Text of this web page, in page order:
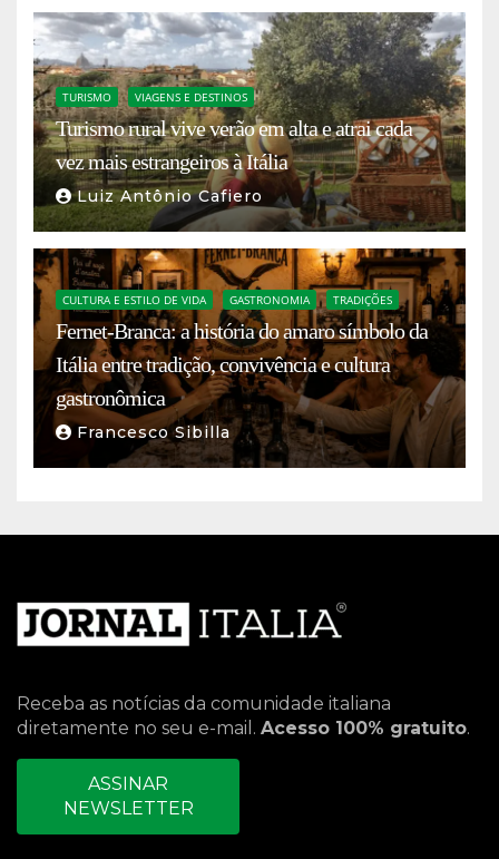
TURISMO VIAGENS E DESTINOS
Turismo rural vive verão em alta e atrai cada
vez mais estrangeiros à Itália
Luiz Antônio Cafiero
CULTURA E ESTILO DE VIDA GASTRONOMIA TRADIÇÕES
Fernet-Branca: a história do amaro símbolo da
Itália entre tradição, convivência e cultura
gastronômica
Francesco Sibilla
Receba as notícias da comunidade italiana
diretamente no seu e-mail. Acesso 100% gratuito.
ASSINAR
NEWSLETTER